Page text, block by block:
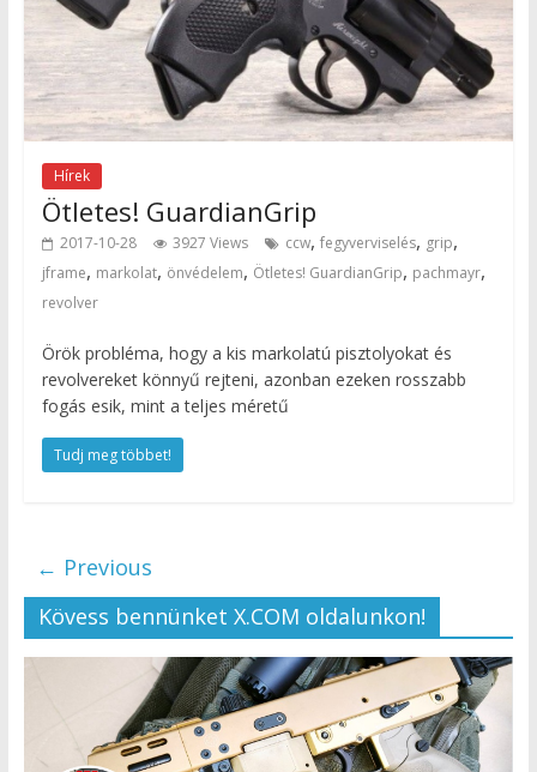
Hírek
Ötletes! GuardianGrip
2017-10-28 3927 Views ccw, fegyverviselés, grip,
jframe, markolat, önvédelem, Ötletes! GuardianGrip, pachmayr,
revolver
Örök probléma, hogy a kis markolatú pisztolyokat és
revolvereket könnyű rejteni, azonban ezeken rosszabb
fogás esik, mint a teljes méretű
Tudj meg többet!
← Previous
Kövess bennünket X.COM oldalunkon!